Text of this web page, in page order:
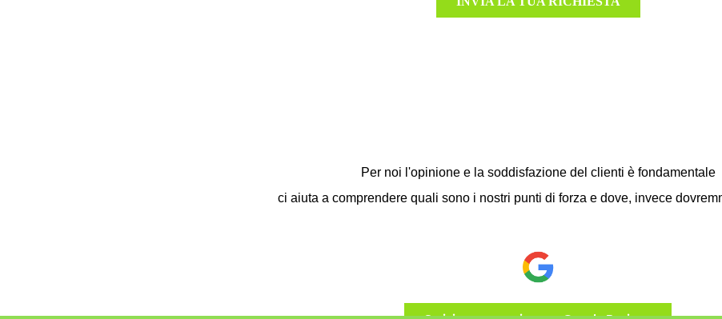
Per noi l'opinione e la soddisfazione del clienti è fondamentale
ci aiuta a comprendere quali sono i nostri punti di forza e dove, invece